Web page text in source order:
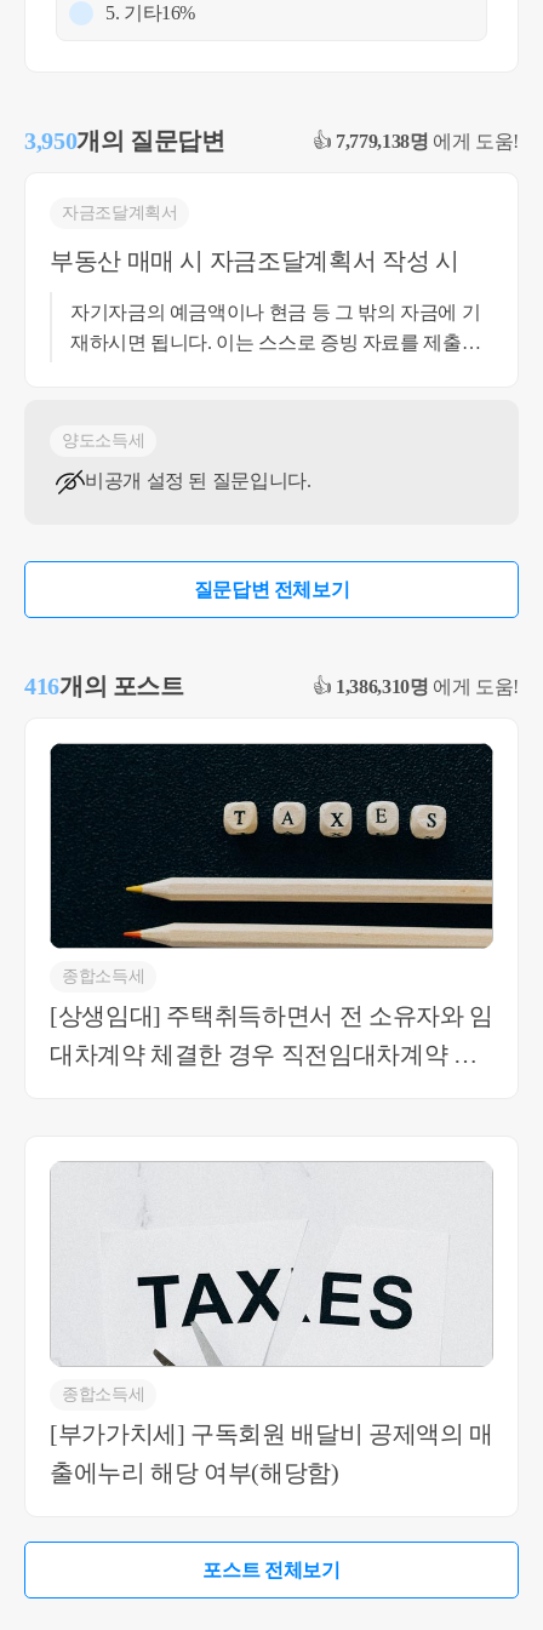
5. 기타16%
3,950개의 질문답변 👍 7,779,138명 에게 도움!
자금조달계획서
부동산 매매 시 자금조달계획서 작성 시
자기자금의 예금액이나 현금 등 그 밖의 자금에 기
재하시면 됩니다. 이는 스스로 증빙 자료를 제출할
은 어차피 국세청에 신고가 되는 소득이므로 요구
감사합니다.
양도소득세
비공개 설정 된 질문입니다.
질문답변 전체보기
416개의 포스트 👍 1,386,310명 에게 도움!
종합소득세
[상생임대] 주택취득하면서 전 소유자와 임
대차계약 체결한 경우 직전임대차계약 해
종합소득세
[부가가치세] 구독회원 배달비 공제액의 매
출에누리 해당 여부(해당함)
포스트 전체보기